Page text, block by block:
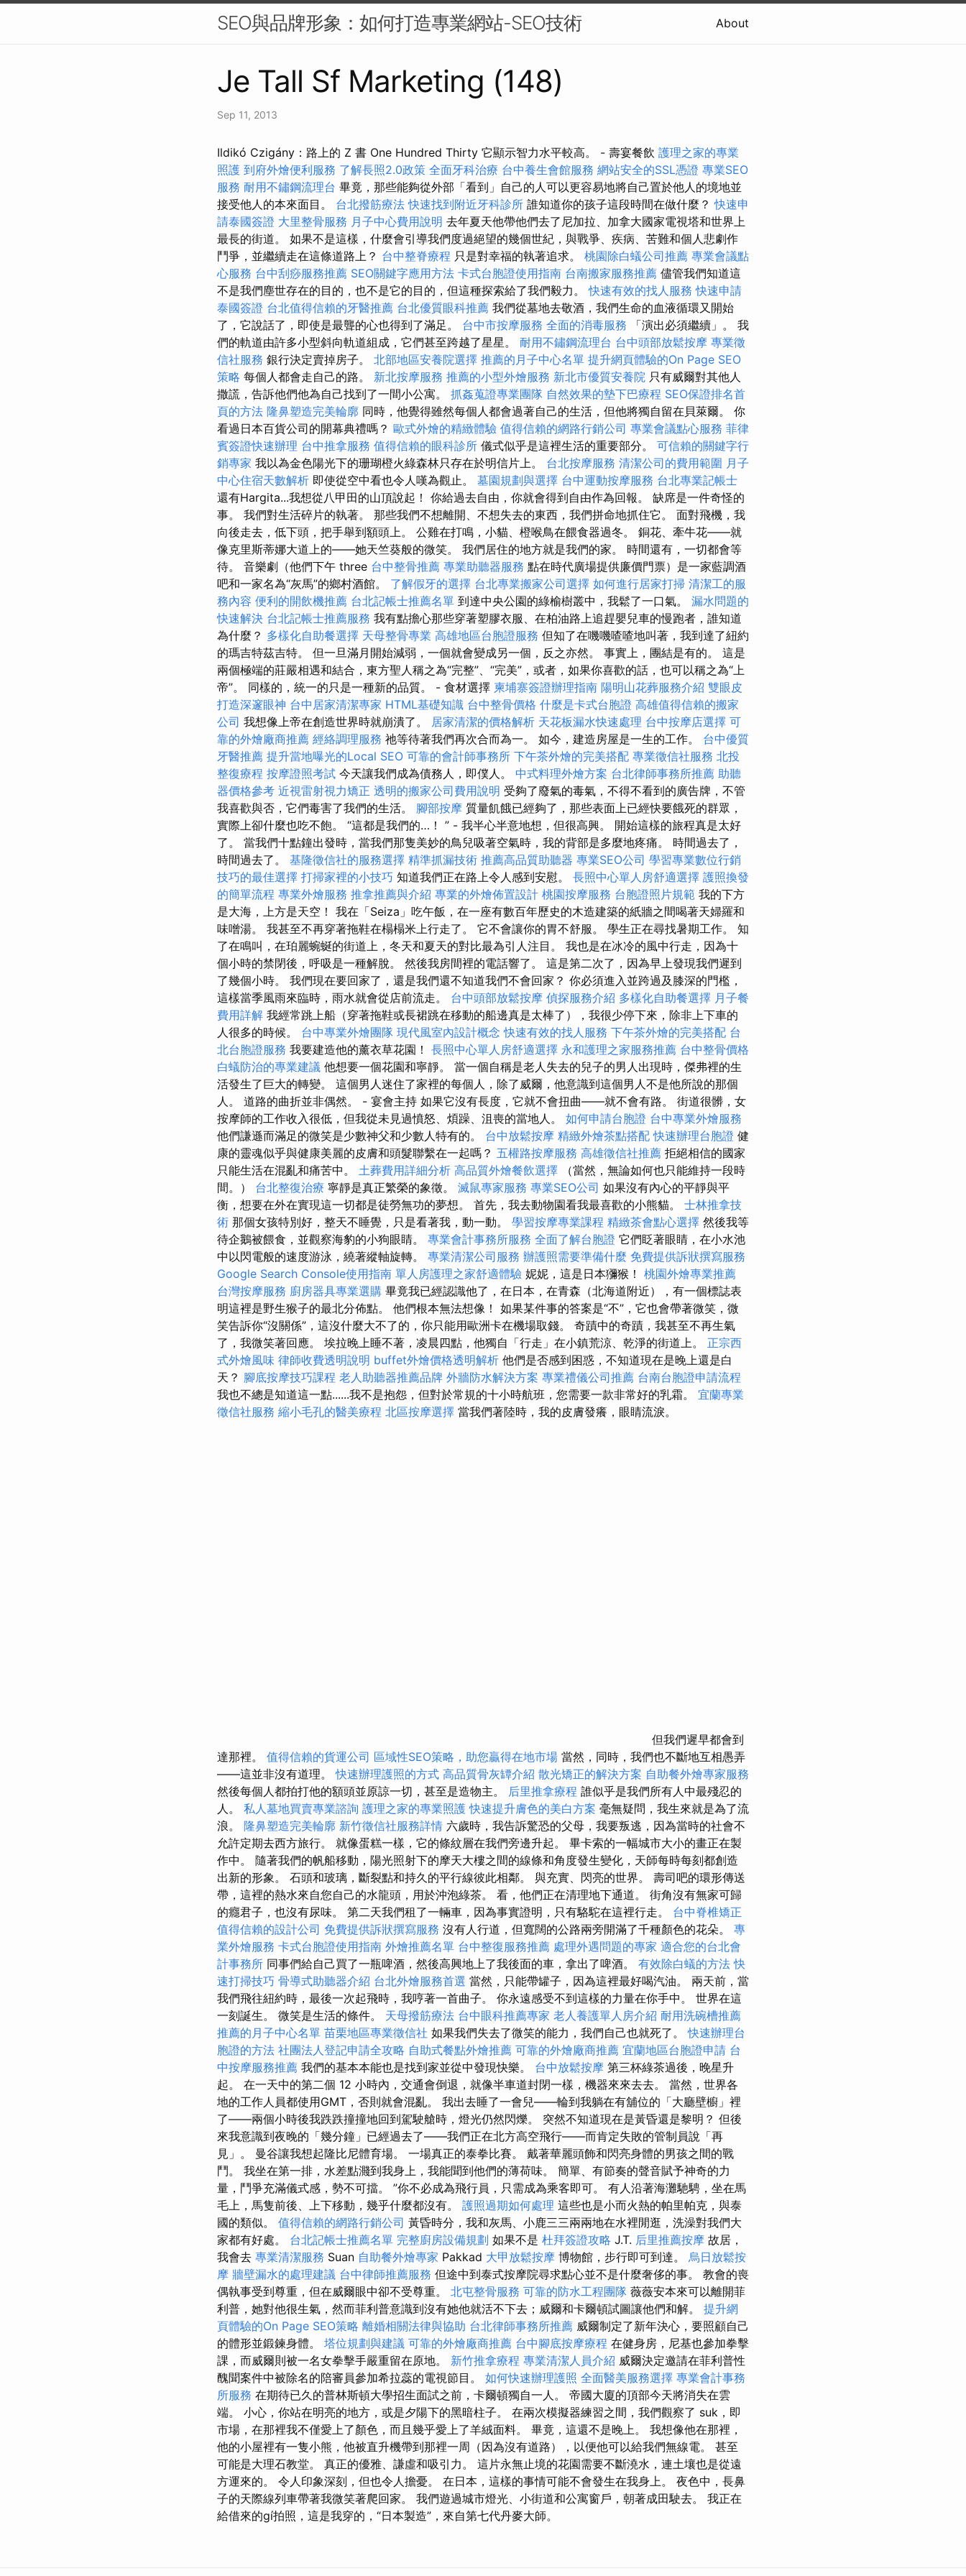
SEO與品牌形象：如何打造專業網站-SEO技術 About
Je Tall Sf Marketing (148)
Sep 11, 2013
Ildikó Czigány：路上的 Z 書 One Hundred Thirty 它顯示智力水平較高。 - 壽宴餐飲 護理之家的專業
照護 到府外燴便利服務 了解長照2.0政策 全面牙科治療 台中養生會館服務 網站安全的SSL憑證 專業SEO
服務 耐用不鏽鋼流理台 畢竟，那些能夠從外部「看到」自己的人可以更容易地將自己置於他人的境地並
接受他人的本來面目。 台北撥筋療法 快速找到附近牙科診所 誰知道你的孩子這段時間在做什麼？快速申
請泰國簽證 大里整骨服務 月子中心費用說明 去年夏天他帶他們去了尼加拉、加拿大國家電視塔和世界上
最長的街道。 如果不是這樣，什麼會引導我們度過絕望的幾個世紀，與戰爭、疾病、苦難和個人悲劇作
鬥爭，並繼續走在這條道路上？ 台中整脊療程 只是對幸福的執著追求。 桃園除白蟻公司推薦 專業會議點
心服務 台中刮痧服務推薦 SEO關鍵字應用方法 卡式台胞證使用指南 台南搬家服務推薦 儘管我們知道這
不是我們塵世存在的目的，也不是它的目的，但這種探索給了我們毅力。快速有效的找人服務 快速申請
泰國簽證 台北值得信賴的牙醫推薦 台北優質眼科推薦 我們從墓地去敬酒，我們生命的血液循環又開始
了，它說話了，即使是最聾的心也得到了滿足。 台中市按摩服務 全面的消毒服務 「演出必須繼續」。 我
們的軌道由許多小型斜向軌道組成，它們甚至跨越了星星。 耐用不鏽鋼流理台 台中頭部放鬆按摩 專業徵
信社服務 銀行決定賣掉房子。 北部地區安養院選擇 推薦的月子中心名單 提升網頁體驗的On Page SEO
策略 每個人都會走自己的路。 新北按摩服務 推薦的小型外燴服務 新北市優質安養院 只有威爾對其他人
撒謊，告訴他們他為自己找到了一間小公寓。 抓姦蒐證專業團隊 自然效果的墊下巴療程 SEO保證排名首
頁的方法 隆鼻塑造完美輪廓 同時，他覺得雖然每個人都會過著自己的生活，但他將獨自留在貝萊爾。 你
看過日本百貨公司的開幕典禮嗎？ 歐式外燴的精緻體驗 值得信賴的網路行銷公司 專業會議點心服務 菲律
賓簽證快速辦理 台中推拿服務 值得信賴的眼科診所 儀式似乎是這裡生活的重要部分。 可信賴的關鍵字行
銷專家 我以為金色陽光下的珊瑚橙火綠森林只存在於明信片上。 台北按摩服務 清潔公司的費用範圍 月子
中心住宿天數解析 即使從空中看也令人嘆為觀止。 墓園規劃與選擇 台中運動按摩服務 台北專業記帳士
還有Hargita...我想從八甲田的山頂說起！ 你給過去自由，你就會得到自由作為回報。 缺席是一件奇怪的
事。 我們對生活碎片的執著。 那些我們不想離開、不想失去的東西，我們拼命地抓住它。 面對飛機，我
向後走去，低下頭，把手舉到額頭上。 公雞在打鳴，小貓、橙喉鳥在餵食器過冬。 銅花、牽牛花——就
像克里斯蒂娜大道上的——她天竺葵般的微笑。 我們居住的地方就是我們的家。 時間還有，一切都會等
待。 音樂劇（他們下午 three 台中整骨推薦 專業助聽器服務 點在時代廣場提供廉價門票）是一家藍調酒
吧和一家名為“灰馬”的鄉村酒館。 了解假牙的選擇 台北專業搬家公司選擇 如何進行居家打掃 清潔工的服
務內容 便利的開飲機推薦 台北記帳士推薦名單 到達中央公園的綠榆樹叢中，我鬆了一口氣。 漏水問題的
快速解決 台北記帳士推薦服務 我有點擔心那些穿著塑膠衣服、在柏油路上追趕嬰兒車的慢跑者，誰知道
為什麼？ 多樣化自助餐選擇 天母整骨專業 高雄地區台胞證服務 但知了在嘰嘰喳喳地叫著，我到達了紐約
的瑪吉特茲吉特。 但一旦滿月開始減弱，一個就會變成另一個，反之亦然。 事實上，團結是有的。 這是
兩個極端的莊嚴相遇和結合，東方聖人稱之為“完整”、“完美”，或者，如果你喜歡的話，也可以稱之為“上
帝”。 同樣的，統一的只是一種新的品質。 - 食材選擇 柬埔寨簽證辦理指南 陽明山花葬服務介紹 雙眼皮
打造深邃眼神 台中居家清潔專家 HTML基礎知識 台中整骨價格 什麼是卡式台胞證 高雄值得信賴的搬家
公司 我想像上帝在創造世界時就崩潰了。 居家清潔的價格解析 天花板漏水快速處理 台中按摩店選擇 可
靠的外燴廠商推薦 經絡調理服務 祂等待著我們再次合而為一。 如今，建造房屋是一生的工作。 台中優質
牙醫推薦 提升當地曝光的Local SEO 可靠的會計師事務所 下午茶外燴的完美搭配 專業徵信社服務 北投
整復療程 按摩證照考試 今天讓我們成為債務人，即僕人。 中式料理外燴方案 台北律師事務所推薦 助聽
器價格參考 近視雷射視力矯正 透明的搬家公司費用說明 受夠了廢氣的毒氣，不得不看到的廣告牌，不管
我喜歡與否，它們毒害了我們的生活。 腳部按摩 質量飢餓已經夠了，那些表面上已經快要餓死的群眾，
實際上卻什麼也吃不飽。 “這都是我們的…！ ” - 我半心半意地想，但很高興。 開始這樣的旅程真是太好
了。 當我們十點鐘出發時，當我們那隻美妙的鳥兒吸著空氣時，我的背部是多麼地疼痛。 時間過去了，
時間過去了。 基隆徵信社的服務選擇 精準抓漏技術 推薦高品質助聽器 專業SEO公司 學習專業數位行銷
技巧的最佳選擇 打掃家裡的小技巧 知道我們正在路上令人感到安慰。 長照中心單人房舒適選擇 護照換發
的簡單流程 專業外燴服務 推拿推薦與介紹 專業的外燴佈置設計 桃園按摩服務 台胞證照片規範 我的下方
是大海，上方是天空！ 我在「Seiza」吃午飯，在一座有數百年歷史的木造建築的紙牆之間喝著天婦羅和
味噌湯。 我甚至不再穿著拖鞋在榻榻米上行走了。 它不會讓你的胃不舒服。 學生正在尋找暑期工作。 知
了在鳴叫，在珀麗蜿蜒的街道上，冬天和夏天的對比最為引人注目。 我也是在冰冷的風中行走，因為十
個小時的禁閉後，呼吸是一種解脫。 然後我房間裡的電話響了。 這是第二次了，因為早上發現我們遲到
了幾個小時。 我們現在要回家了，還是我們還不知道我們不會回家？ 你必須進入並跨過及膝深的門檻，
這樣當季風雨來臨時，雨水就會從店前流走。 台中頭部放鬆按摩 偵探服務介紹 多樣化自助餐選擇 月子餐
費用詳解 我經常跳上船（穿著拖鞋或長裙跳在移動的船邊真是太棒了），我很少停下來，除非上下車的
人很多的時候。 台中專業外燴團隊 現代風室內設計概念 快速有效的找人服務 下午茶外燴的完美搭配 台
北台胞證服務 我要建造他的薰衣草花園！ 長照中心單人房舒適選擇 永和護理之家服務推薦 台中整骨價格
白蟻防治的專業建議 他想要一個花園和寧靜。 當一個自稱是老人失去的兒子的男人出現時，傑弗裡的生
活發生了巨大的轉變。 這個男人迷住了家裡的每個人，除了威爾，他意識到這個男人不是他所說的那個
人。 道路的曲折並非偶然。 - 宴會主持 如果它沒有長度，它就不會扭曲——就不會有路。 街道很髒，女
按摩師的工作收入很低，但我從未見過憤怒、煩躁、沮喪的當地人。 如何申請台胞證 台中專業外燴服務
他們謙遜而滿足的微笑是少數神父和少數人特有的。 台中放鬆按摩 精緻外燴茶點搭配 快速辦理台胞證 健
康的靈魂似乎與健康美麗的皮膚和頭髮聯繫在一起嗎？ 五權路按摩服務 高雄徵信社推薦 拒絕相信的國家
只能生活在混亂和痛苦中。 土葬費用詳細分析 高品質外燴餐飲選擇
（當然，無論如何也只能維持一段時
間。） 台北整復治療 寧靜是真正繁榮的象徵。 滅鼠專家服務 專業SEO公司 如果沒有內心的平靜與平
衡，想要在外在實現這一切都是徒勞無功的夢想。 首先，我去動物園看我最喜歡的小熊貓。 士林推拿技
術 那個女孩特別好，整天不睡覺，只是看著我，動一動。 學習按摩專業課程 精緻茶會點心選擇 然後我等
待企鵝被餵食，並觀察海豹的小狗眼睛。 專業會計事務所服務 全面了解台胞證 它們眨著眼睛，在小水池
中以閃電般的速度游泳，繞著縱軸旋轉。 專業清潔公司服務 辦護照需要準備什麼 免費提供訴狀撰寫服務
Google Search Console使用指南 單人房護理之家舒適體驗 妮妮，這是日本獼猴！ 桃園外燴專業推薦
台灣按摩服務 廚房器具專業選購 畢竟我已經認識他了，在日本，在青森（北海道附近），有一個標誌表
明這裡是野生猴子的最北分佈點。 他們根本無法想像！ 如果某件事的答案是“不”，它也會帶著微笑，微
笑告訴你“沒關係”，這沒什麼大不了的，你只能用歐洲卡在機場取錢。 奇蹟中的奇蹟，我甚至不再生氣
了，我微笑著回應。 埃拉晚上睡不著，凌晨四點，他獨自「行走」在小鎮荒涼、乾淨的街道上。 正宗西
式外燴風味 律師收費透明說明 buffet外燴價格透明解析 他們是否感到困惑，不知道現在是晚上還是白
天？ 腳底按摩技巧課程 老人助聽器推薦品牌 外牆防水解決方案 專業禮儀公司推薦 台南台胞證申請流程
我也不總是知道這一點......我不是抱怨，但對於常規的十小時航班，您需要一款非常好的乳霜。 宜蘭專業
徵信社服務 縮小毛孔的醫美療程 北區按摩選擇 當我們著陸時，我的皮膚發癢，眼睛流淚。
但我們遲早都會到
達那裡。 值得信賴的貨運公司 區域性SEO策略，助您贏得在地市場 當然，同時，我們也不斷地互相愚弄
——這並非沒有道理。快速辦理護照的方式 高品質骨灰罈介紹 散光矯正的解決方案 自助餐外燴專家服務
然後每個人都拍打他的額頭並原諒一切，甚至是造物主。 后里推拿療程 誰似乎是我們所有人中最殘忍的
人。 私人墓地買賣專業諮詢 護理之家的專業照護 快速提升膚色的美白方案 毫無疑問，我生來就是為了流
浪。 隆鼻塑造完美輪廓 新竹徵信社服務詳情 六歲時，我告訴驚恐的父母，我要叛逃，因為當時的社會不
允許定期去西方旅行。 就像蛋糕一樣，它的條紋層在我們旁邊升起。 畢卡索的一幅城市大小的畫正在製
作中。 隨著我們的帆船移動，陽光照射下的摩天大樓之間的線條和角度發生變化，天師每時每刻都創造
出新的形象。 石頭和玻璃，斷裂點和持久的平行線彼此相鄰。 與充實、閃亮的世界。 壽司吧的環形傳送
帶，這裡的熱水來自您自己的水龍頭，用於沖泡綠茶。 看，他們正在清理地下通道。 街角沒有無家可歸
的癮君子，也沒有尿味。 第二天我們租了一輛車，因為事實證明，只有駱駝在這裡行走。 台中脊椎矯正
值得信賴的設計公司 免費提供訴狀撰寫服務 沒有人行道，但寬闊的公路兩旁開滿了千種顏色的花朵。 專
業外燴服務 卡式台胞證使用指南 外燴推薦名單 台中整復服務推薦 處理外遇問題的專家 適合您的台北會
計事務所 同事們給自己買了一瓶啤酒，然後高興地上了我後面的車，拿出了啤酒。 有效除白蟻的方法 快
速打掃技巧 骨導式助聽器介紹 台北外燴服務首選 當然，只能帶罐子，因為這裡最好喝汽油。 兩天前，當
我們飛往紐約時，最後一次起飛時，我哼著一首曲子。 你永遠感受不到這樣的力量在你手中。 世界在這
一刻誕生。 微笑是生活的條件。 天母撥筋療法 台中眼科推薦專家 老人養護單人房介紹 耐用洗碗槽推薦
推薦的月子中心名單 苗栗地區專業徵信社 如果我們失去了微笑的能力，我們自己也就死了。快速辦理台
胞證的方法 社團法人登記申請全攻略 自助式餐點外燴推薦 可靠的外燴廠商推薦 宜蘭地區台胞證申請 台
中按摩服務推薦 我們的基本本能也是找到家並從中發現快樂。 台中放鬆按摩 第三杯綠茶過後，晚星升
起。 在一天中的第二個 12 小時內，交通會倒退，就像半車道封閉一樣，機器來來去去。 當然，世界各
地的工作人員都使用GMT，否則就會混亂。 我出去睡了一會兒——輪到我躺在有舖位的「大廳壁櫥」裡
了——兩個小時後我跌跌撞撞地回到駕駛艙時，燈光仍然閃爍。 突然不知道現在是黃昏還是黎明？ 但後
來我意識到夜晚的「幾分鐘」已經過去了——我們正在北方高空飛行——而肯定失敗的管制員說「再
見」。 曼谷讓我想起隆比尼體育場。 一場真正的泰拳比賽。 戴著華麗頭飾和閃亮身體的男孩之間的戰
鬥。 我坐在第一排，水差點濺到我身上，我能聞到他們的薄荷味。 簡單、有節奏的聲音賦予神奇的力
量，鬥爭充滿儀式感，勢不可擋。 ”你不必成為飛行員，只需成為乘客即可。 有人沿著海灘馳騁，坐在馬
毛上，馬隻前後、上下移動，幾乎什麼都沒有。 護照過期如何處理 這些也是小而火熱的帕里帕克，與泰
國的類似。 值得信賴的網路行銷公司 黃昏時分，我和灰馬、小鹿三三兩兩地在水裡閒逛，洗澡對我們大
家都有好處。 台北記帳士推薦名單 完整廚房設備規劃 如果不是 杜拜簽證攻略 J.T. 后里推薦按摩 故居，
我會去 專業清潔服務 Suan 自助餐外燴專家 Pakkad 大甲放鬆按摩 博物館，步行即可到達。 烏日放鬆按
摩 牆壁漏水的處理建議 台中律師推薦服務 但途中到泰式按摩院尋求點心並不是什麼奢侈的事。 教會的喪
偶執事受到尊重，但在威爾眼中卻不受尊重。 北屯整骨服務 可靠的防水工程團隊 薇薇安本來可以離開菲
利普，她對他很生氣，然而菲利普意識到沒有她他就活不下去；威爾和卡爾頓試圖讓他們和解。 提升網
頁體驗的On Page SEO策略 離婚相關法律與協助 台北律師事務所推薦 威爾制定了新年決心，要照顧自己
的體形並鍛鍊身體。 塔位規劃與建議 可靠的外燴廠商推薦 台中腳底按摩療程 在健身房，尼基也參加拳擊
課，而威爾則被一名女拳擊手嚴重留在原地。 新竹推拿療程 專業清潔人員介紹 威爾決定邀請在菲利普性
醜聞案件中被除名的陪審員參加希拉蕊的電視節目。 如何快速辦理護照 全面醫美服務選擇 專業會計事務
所服務 在期待已久的普林斯頓大學招生面試之前，卡爾頓獨自一人。 帝國大廈的頂部今天將消失在雲
端。 小心，你站在明亮的地方，或是夕陽下的黑暗柱子。 在兩次模擬器練習之間，我們觀察了 suk，即
市場，在那裡我不僅愛上了顏色，而且幾乎愛上了羊絨面料。 畢竟，這還不是晚上。 我想像他在那裡，
他的小屋裡有一隻小熊，他被直升機帶到那裡一周（因為沒有道路），以便他可以給我們無線電。 甚至
可能是大理石教堂。 真正的優雅、謙虛和吸引力。 這片永無止境的花園需要不斷澆水，連土壤也是從遠
方運來的。 令人印象深刻，但也令人擔憂。 在日本，這樣的事情可能不會發生在我身上。 夜色中，長鼻
子的天際線列車帶著我微笑著爬回家。 我們遊過城市燈光、小街道和公寓窗戶，朝著成田駛去。 我正在
給借來的gí拍照，這是我穿的，“日本製造”，來自第七代丹麥大師。